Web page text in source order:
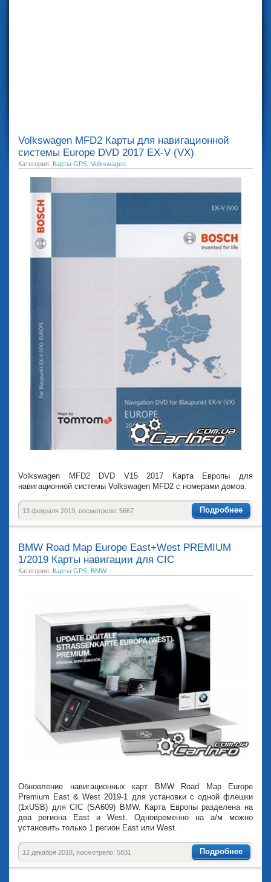
Volkswagen MFD2 Карты для навигационной
системы Europe DVD 2017 EX-V (VX)
Категория: Карты GPS Volkswagen
Volkswagen MFD2 DVD V15 2017 Карта Европы для
навигационной системы Volkswagen MFD2 с номерами домов.
Подробнее
13 февраля 2019, посмотрело: 5667
BMW Road Map Europe East+West PREMIUM
1/2019 Карты навигации для CIC
Категория: Карты GPS BMW
Обновление навигационных карт BMW Road Map Europe
Premium East & West 2019-1 для установки с одной флешки
(1xUSB) для CIC (SA609) BMW. Карта Европы разделена на
два региона East и West. Одновременно на а/м можно
установить только 1 регион East или West.
Подробнее
12 декабря 2018, посмотрело: 5831